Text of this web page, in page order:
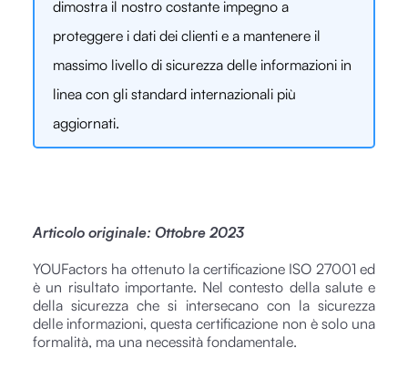
dimostra il nostro costante impegno a
proteggere i dati dei clienti e a mantenere il
massimo livello di sicurezza delle informazioni in
linea con gli standard internazionali più
aggiornati.
Articolo originale: Ottobre 2023
YOUFactors ha ottenuto la certificazione ISO 27001 ed
è un risultato importante. Nel contesto della salute e
della sicurezza che si intersecano con la sicurezza
delle informazioni, questa certificazione non è solo una
formalità, ma una necessità fondamentale.